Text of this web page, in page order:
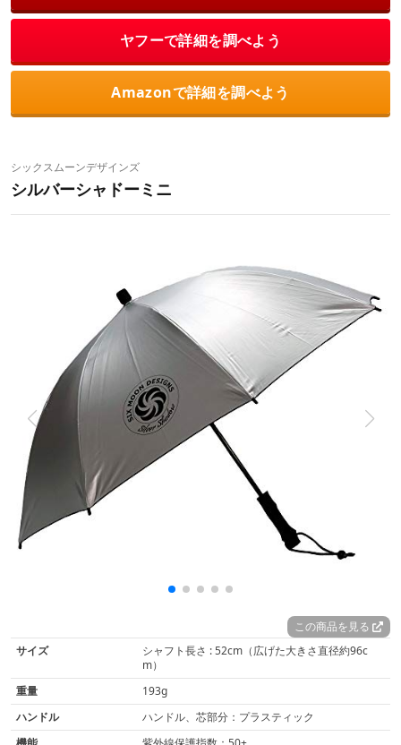
ヤフーで詳細を調べよう
Amazonで詳細を調べよう
シックスムーンデザインズ
シルバーシャドーミニ
この商品を見る
サイズ
シャフト長さ : 52cm（広げた大きさ直径約96c
m）
重量
193g
ハンドル
ハンドル、芯部分：プラスティック